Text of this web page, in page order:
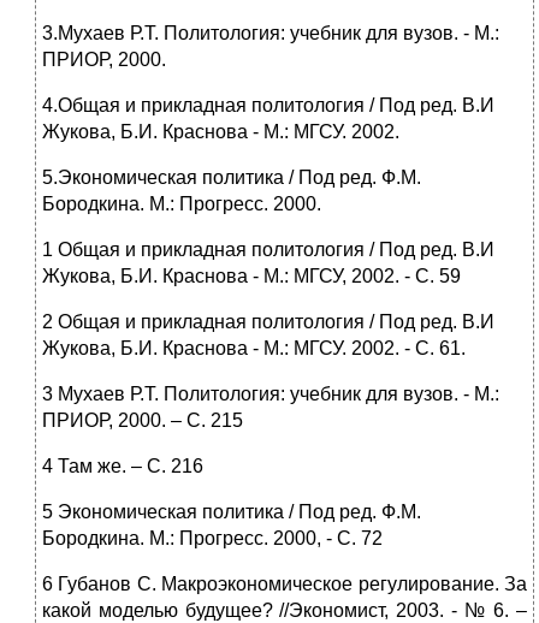
3.Мухаев Р.Т. Политология: учебник для вузов. - М.:
ПРИОР, 2000.
4.Общая и прикладная политология / Под ред. В.И
Жукова, Б.И. Краснова - М.: МГСУ. 2002.
5.Экономическая политика / Под ред. Ф.М.
Бородкина. М.: Прогресс. 2000.
1 Общая и прикладная политология / Под ред. В.И
Жукова, Б.И. Краснова - М.: МГСУ, 2002. - С. 59
2 Общая и прикладная политология / Под ред. В.И
Жукова, Б.И. Краснова - М.: МГСУ. 2002. - С. 61.
3 Мухаев Р.Т. Политология: учебник для вузов. - М.:
ПРИОР, 2000. – С. 215
4 Там же. – С. 216
5 Экономическая политика / Под ред. Ф.М.
Бородкина. М.: Прогресс. 2000, - С. 72
6 Губанов С. Макроэкономическое регулирование. За
какой моделью будущее? //Экономист, 2003. - № 6. –